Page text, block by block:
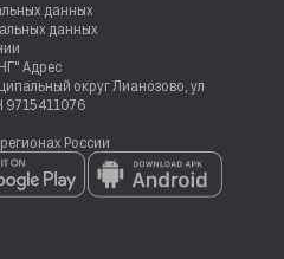
данных
данных
Адрес
округ Лианозово, ул
9715411076
России